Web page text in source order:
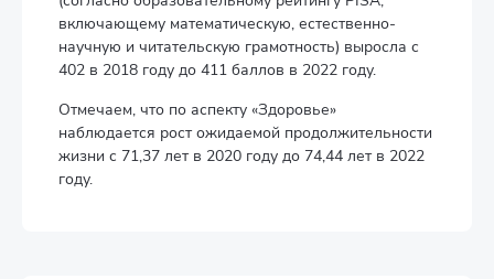
включающему математическую, естественно-
научную и читательскую грамотность) выросла с
402 в 2018 году до 411 баллов в 2022 году.
Отмечаем, что по аспекту «Здоровье»
наблюдается рост ожидаемой продолжительности
жизни с 71,37 лет в 2020 году до 74,44 лет в 2022
году.